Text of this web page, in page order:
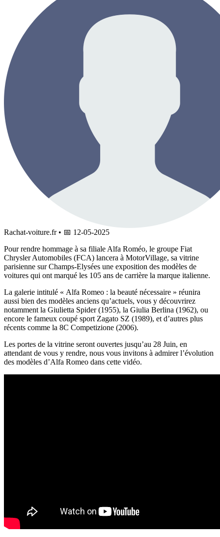
Rachat-voiture.fr • 📅 12-05-2025
Pour rendre hommage à sa filiale Alfa Roméo, le groupe Fiat
Chrysler Automobiles (FCA) lancera à MotorVillage, sa vitrine
parisienne sur Champs-Elysées une exposition des modèles de
voitures qui ont marqué les 105 ans de carrière la marque italienne.
La galerie intitulé « Alfa Romeo : la beauté nécessaire » réunira
aussi bien des modèles anciens qu’actuels, vous y découvrirez
notamment la Giulietta Spider (1955), la Giulia Berlina (1962), ou
encore le fameux coupé sport Zagato SZ (1989), et d’autres plus
récents comme la 8C Competizione (2006).
Les portes de la vitrine seront ouvertes jusqu’au 28 Juin, en
attendant de vous y rendre, nous vous invitons à admirer l’évolution
des modèles d’Alfa Romeo dans cette vidéo.